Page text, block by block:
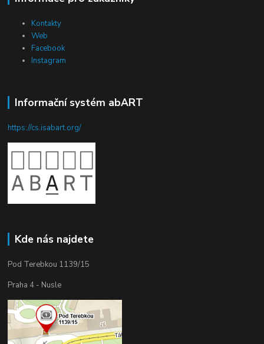
Kontakty
Web
Facebook
Instagram
Informační systém abART
https://cs.isabart.org/
Kde nás najdete
Pod Terebkou 1139/15
Praha 4 - Nusle